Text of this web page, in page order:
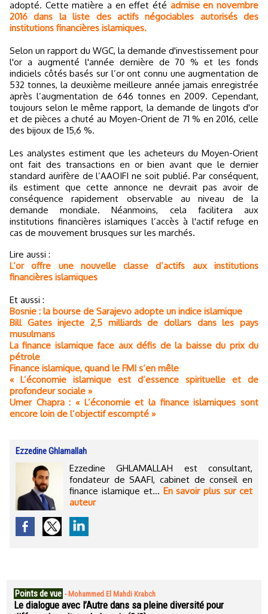
adopté. Cette matière a en effet été admise en novembre
2016 dans la liste des actifs négociables autorisés des
institutions financières islamiques.
Selon un rapport du WGC, la demande d'investissement pour
l'or a augmenté l'année dernière de 70 % et les fonds
indiciels côtés basés sur l’or ont connu une augmentation de
532 tonnes, la deuxième meilleure année jamais enregistrée
après l’augmentation de 646 tonnes en 2009. Cependant,
toujours selon le même rapport, la demande de lingots d'or
et de pièces a chuté au Moyen-Orient de 71 % en 2016, celle
des bijoux de 15,6 %.
Les analystes estiment que les acheteurs du Moyen-Orient
ont fait des transactions en or bien avant que le dernier
standard aurifère de l’AAOIFI ne soit publié. Par conséquent,
ils estiment que cette annonce ne devrait pas avoir de
conséquence rapidement observable au niveau de la
demande mondiale. Néanmoins, cela facilitera aux
institutions financières islamiques l’accès à l'actif refuge en
cas de mouvement brusques sur les marchés.
Lire aussi :
L’or offre une nouvelle classe d’actifs aux institutions
financières islamiques
Et aussi :
Bosnie : la bourse de Sarajevo adopte un indice islamique
Bill Gates injecte 2,5 milliards de dollars dans les pays
musulmans
La finance islamique face aux défis de la baisse du prix du
pétrole
Finance islamique, quand le FMI s’en mêle
« L’économie islamique est d’essence spirituelle et de
profondeur sociale »
Umer Chapra : « L’économie et la finance islamiques sont
encore loin de l’objectif escompté »
Ezzedine Ghlamallah
Ezzedine GHLAMALLAH est consultant,
fondateur de SAAFI, cabinet de conseil en
finance islamique et... En savoir plus sur cet
auteur
Points de vue - Mohammed El Mahdi Krabch
Le dialogue avec l’Autre dans sa pleine diversité pour